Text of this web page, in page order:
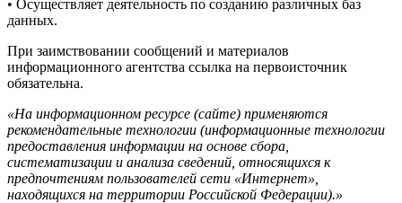
• Осуществляет деятельность по созданию различных баз
данных.
При заимствовании сообщений и материалов
информационного агентства ссылка на первоисточник
обязательна.
«На информационном ресурсе (сайте) применяются
рекомендательные технологии (информационные технологии
предоставления информации на основе сбора,
систематизации и анализа сведений, относящихся к
предпочтениям пользователей сети «Интернет»,
находящихся на территории Российской Федерации).»